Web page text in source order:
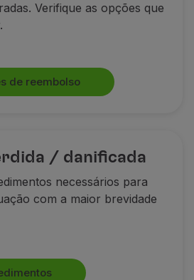
Verifique as opções que
de reembolso
/ danificada
necessários para
com a maior brevidade